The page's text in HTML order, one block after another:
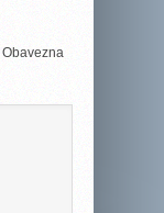
Obavezna